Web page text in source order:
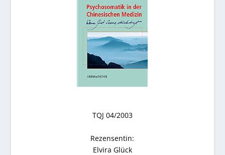
TQJ 04/2003
Rezensentin:
Elvira Glück